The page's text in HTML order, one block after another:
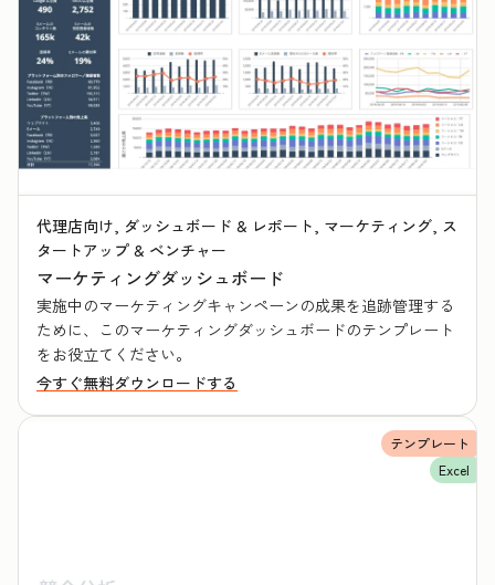
代理店向け, ダッシュボード & レポート, マーケティング, ス
タートアップ & ベンチャー
マーケティングダッシュボード
実施中のマーケティングキャンペーンの成果を追跡管理する
ために、このマーケティングダッシュボードのテンプレート
をお役立てください。
今すぐ無料ダウンロードする
テンプレート
Excel